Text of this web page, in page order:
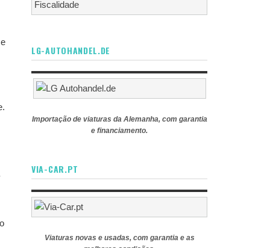
LG-AUTOHANDEL.DE
Importação de viaturas da Alemanha, com garantia
e financiamento.
VIA-CAR.PT
Viaturas novas e usadas, com garantia e as